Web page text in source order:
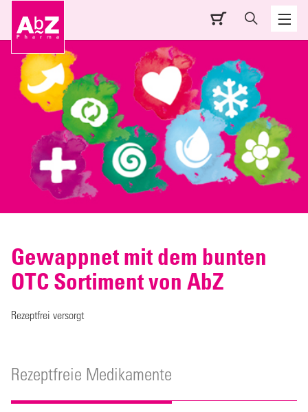
Gewappnet mit dem bunten
OTC Sortiment von AbZ
Rezeptfrei versorgt
Rezeptfreie Medikamente